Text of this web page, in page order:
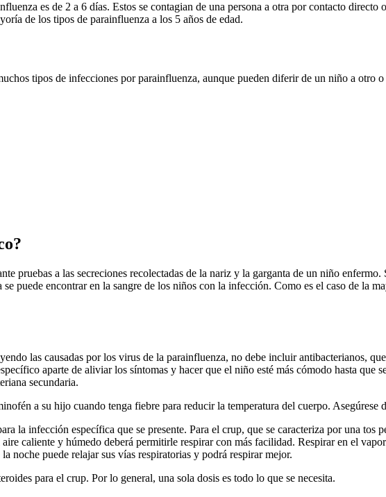
es de 2 a 6 días. Estos se contagian de una persona a otra por contacto directo
de los tipos de parainfluenza a los 5 años de edad.
tipos de infecciones por parainfluenza, aunque pueden diferir de un niño a otro
pruebas a las secreciones recolectadas de la nariz y la garganta de un niño
puede encontrar en la sangre de los niños con la infección. Como es el caso de la
las causadas por los virus de la parainfluenza, no debe incluir antibacterianos,
aparte de aliviar los síntomas y hacer que el niño esté más cómodo hasta que
secundaria.
a su hijo cuando tenga fiebre para reducir la temperatura del cuerpo. Asegúrese
la infección específica que se presente. Para el crup, que se caracteriza por una
caliente y húmedo deberá permitirle respirar con más facilidad. Respirar en el
noche puede relajar sus vías respiratorias y podrá respirar mejor.
para el crup. Por lo general, una sola dosis es todo lo que se necesita.